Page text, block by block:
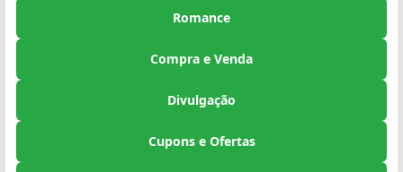
Romance
Compra e Venda
Divulgação
Cupons e Ofertas